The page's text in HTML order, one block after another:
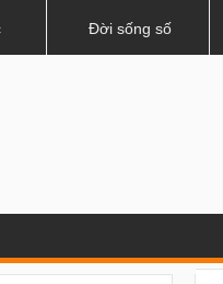
Đời sống số